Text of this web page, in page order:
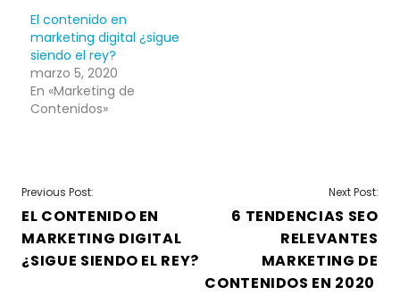
El contenido en
marketing digital ¿sigue
siendo el rey?
marzo 5, 2020
En «Marketing de
Contenidos»
NAVEGACIÓN
DE
ENTRADAS
Previous Post:
EL CONTENIDO EN
MARKETING DIGITAL
¿SIGUE SIENDO EL REY?
Next Post:
6 TENDENCIAS SEO
RELEVANTES
MARKETING DE
CONTENIDOS EN 2020